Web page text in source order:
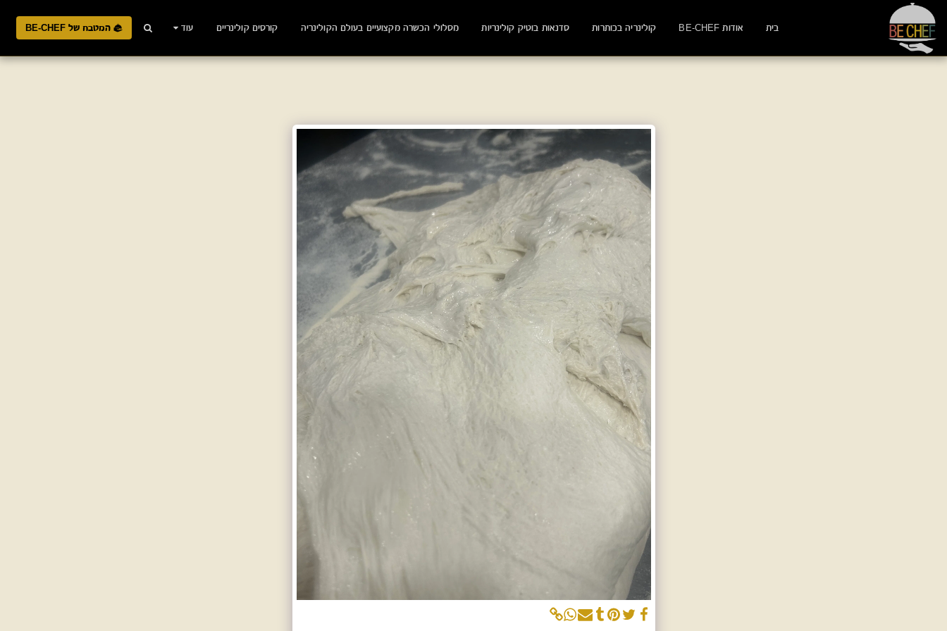
בית אודות BE-CHEF קולינריה בכותרות סדנאות בוטיק קולינריות מסלולי הכשרה מקצועיים בעולם הקולינריה קורסים קולינריים עוד המטבח של BE-CHEF